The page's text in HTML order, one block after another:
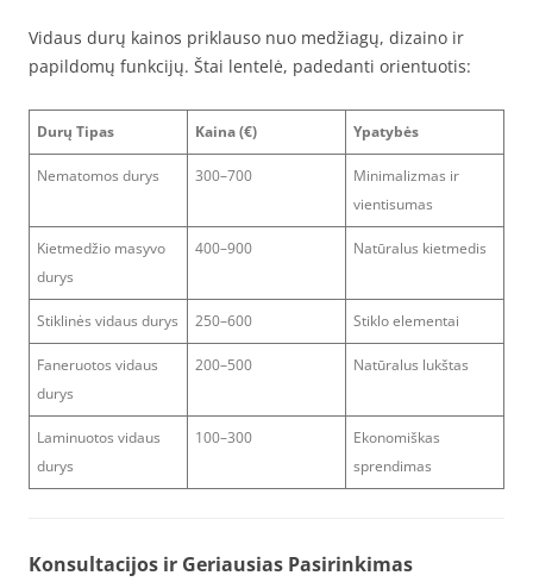
Vidaus durų kainos priklauso nuo medžiagų, dizaino ir
papildomų funkcijų. Štai lentelė, padedanti orientuotis:
Durų Tipas Kaina (€) Ypatybės
Nematomos durys 300–700
Minimalizmas ir
vientisumas
Kietmedžio masyvo
durys
400–900 Natūralus kietmedis
Stiklinės vidaus durys 250–600 Stiklo elementai
Faneruotos vidaus
durys
200–500 Natūralus lukštas
Laminuotos vidaus
durys
100–300
Ekonomiškas
sprendimas
Konsultacijos ir Geriausias Pasirinkimas